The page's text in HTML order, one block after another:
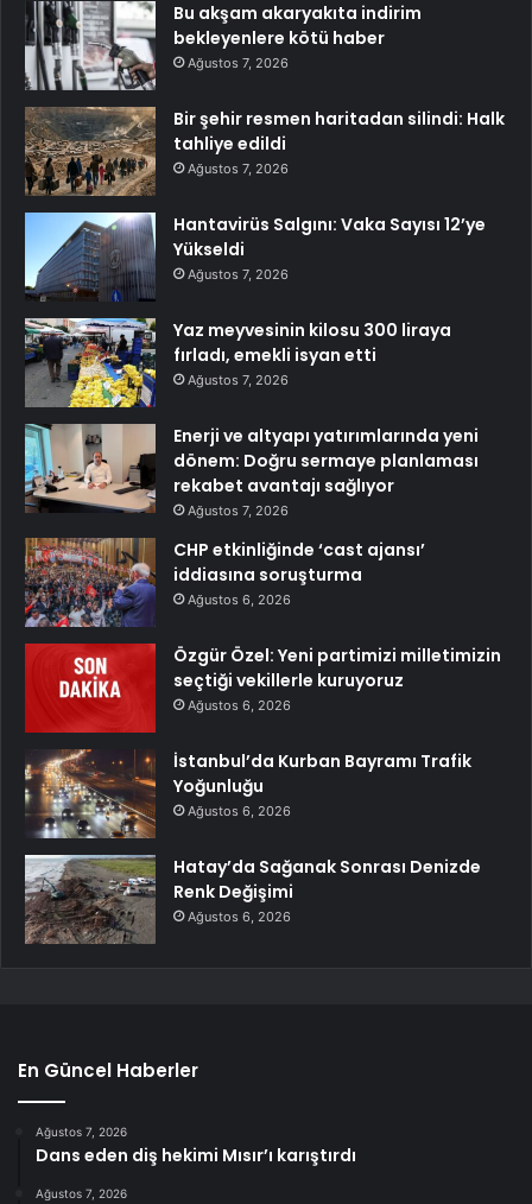
Bu akşam akaryakıta indirim
bekleyenlere kötü haber
Ağustos 7, 2026
Bir şehir resmen haritadan silindi: Halk
tahliye edildi
Ağustos 7, 2026
Hantavirüs Salgını: Vaka Sayısı 12’ye
Yükseldi
Ağustos 7, 2026
Yaz meyvesinin kilosu 300 liraya
fırladı, emekli isyan etti
Ağustos 7, 2026
Enerji ve altyapı yatırımlarında yeni
dönem: Doğru sermaye planlaması
rekabet avantajı sağlıyor
Ağustos 7, 2026
CHP etkinliğinde ‘cast ajansı’
iddiasına soruşturma
Ağustos 6, 2026
Özgür Özel: Yeni partimizi milletimizin
seçtiği vekillerle kuruyoruz
Ağustos 6, 2026
İstanbul’da Kurban Bayramı Trafik
Yoğunluğu
Ağustos 6, 2026
Hatay’da Sağanak Sonrası Denizde
Renk Değişimi
Ağustos 6, 2026
En Güncel Haberler
Ağustos 7, 2026
Dans eden diş hekimi Mısır’ı karıştırdı
Ağustos 7, 2026